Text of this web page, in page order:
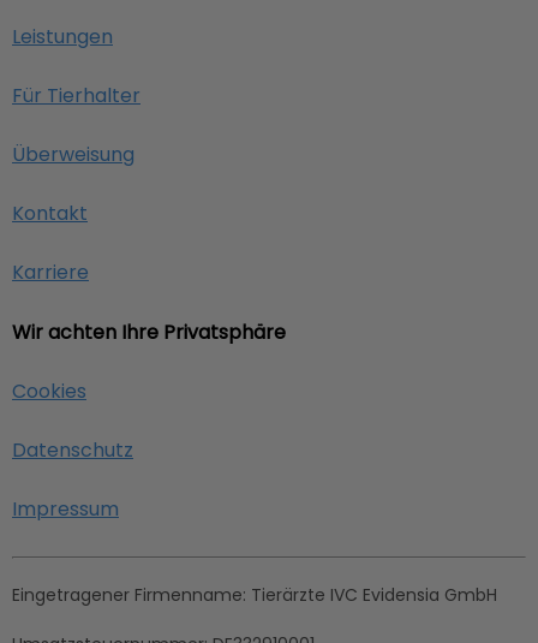
Leistungen
Für Tierhalter
Überweisung
Kontakt
Karriere
Wir achten Ihre Privatsphäre
Cookies
Datenschutz
Impressum
Eingetragener Firmenname: Tierärzte IVC Evidensia GmbH